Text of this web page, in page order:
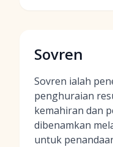
Sovren
Sovren ialah
penghuraian
kemahiran dan
dibenamkan
untuk